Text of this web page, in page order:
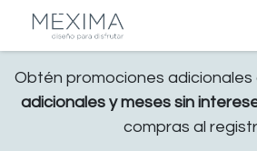
Obtén promociones adicionales
adicionales y meses sin
compras al